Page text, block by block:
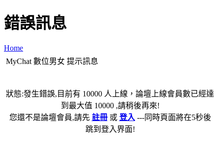
錯誤訊息
Home
MyChat 數位男女 提示訊息
狀態:發生錯誤,目前有 10000 人上線，論壇上線會員數已經達
到最大值 10000 ,請稍後再來!
您還不是論壇會員,請先 註冊或 登入 ---同時頁面將在5秒後
跳到登入界面!